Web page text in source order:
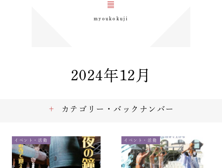
myoukokuji
2024年12月
イベント・活動 イベント・活動
カテゴリー・バックナンバー